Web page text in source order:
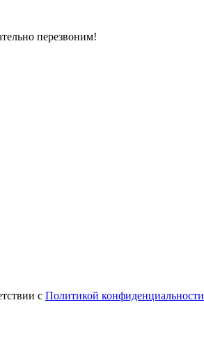
перезвоним!
с Политикой конфиденциальности